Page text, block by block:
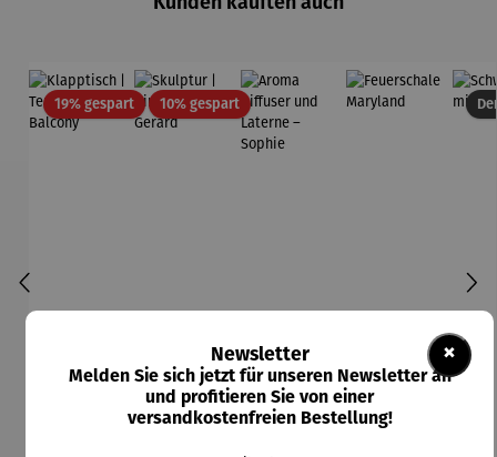
19% gespartRabatt10% gespartRabatt
×
Newsletter
Melden Sie sich jetzt für unseren Newsletter an
und profitieren Sie von einer
versandkostenfreien Bestellung!